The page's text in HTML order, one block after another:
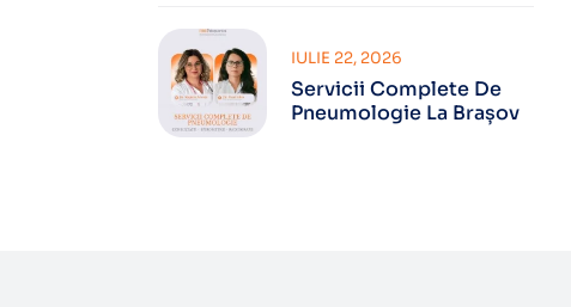
Servicii Complete De
Pneumologie La Brașov
IULIE 22, 2026